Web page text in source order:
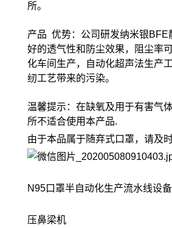
所。
产品 优势：公司研发纳米银BFE
好的透气性和防尘效果，阻尘率
化车间生产，自动化超声法生产
纫工艺带来的污染。
温馨提示：在缺氧及用于有害气
所不适合使用本产品.
由于本品属于随弃式口罩，请及时
N95口罩半自动化生产流水线设备
压鼻梁机